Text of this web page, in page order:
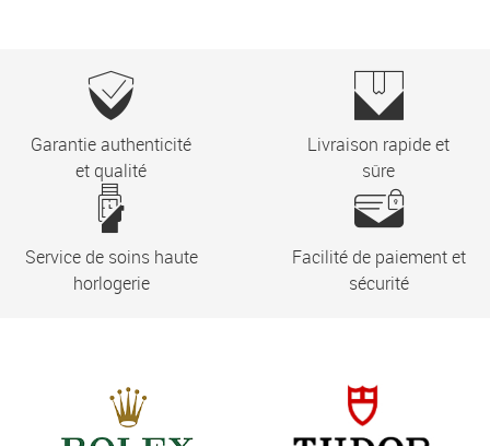
Garantie authenticité
et qualité
Livraison rapide et
sûre
Service de soins haute
horlogerie
Facilité de paiement et
sécurité